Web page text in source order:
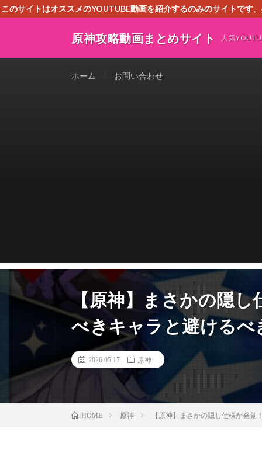
このサイトはオススメのYOUTUBE動画を紹介するのみのサイトです
原神攻略動画まとめサイト 人気
ホーム お問い合わせ
【原神】まさかの隠し
べきキャラと避ける
2026.05.17 原神
HOME 原神 【原神】まさかの隠し仕様が発覚